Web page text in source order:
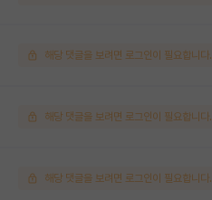
해당 댓글을 보려면 로그인이 필요합니다.
해당 댓글을 보려면 로그인이 필요합니다.
해당 댓글을 보려면 로그인이 필요합니다.